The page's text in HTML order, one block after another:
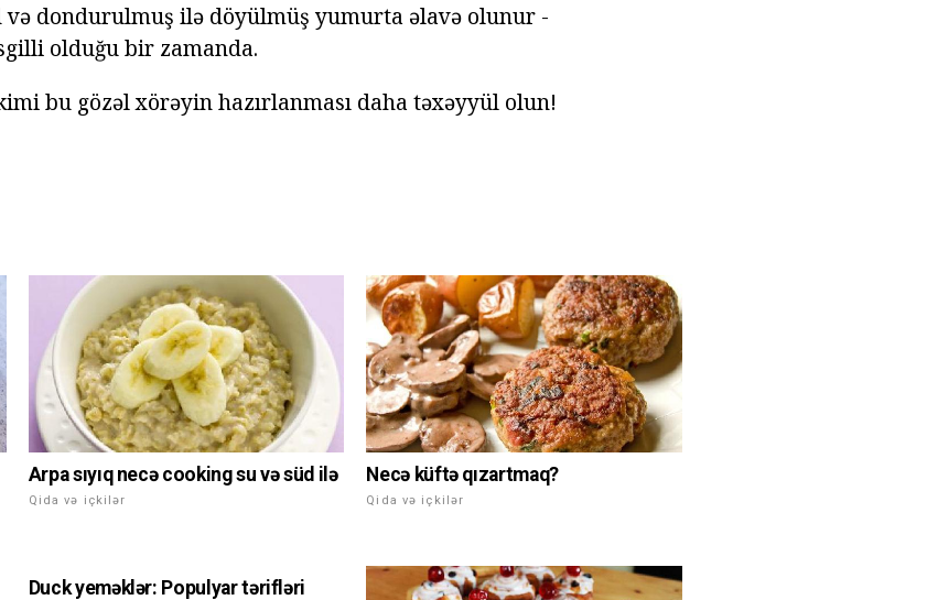
dondurulmuş ilə döyülmüş yumurta əlavə olunur -
olduğu bir zamanda.
bu gözəl xörəyin hazırlanması daha təxəyyül olun!
Arpa sıyıq necə cooking su və süd ilə
Qida və içkilər
Necə küftə qızartmaq?
Qida və içkilər
Duck yeməklər: Populyar tərifləri